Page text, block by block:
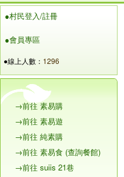
●村民登入/註冊
●會員專區
●線上人數： 1296
→前往 素易購
→前往 素易遊
→前往 純素購
→前往 素易食 (查詢餐館)
→前往 suiis 21巷